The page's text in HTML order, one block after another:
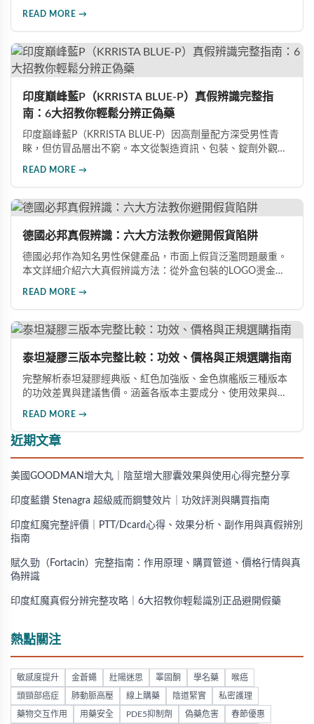
READ MORE →
印度巔峰藍P（KRRISTA BLUE-P）真假辨識完整指
南：6大招教你輕鬆分辨正偽藥
印度巔峰藍P（KRRISTA BLUE-P）因高劑量配方深受男性青
睞，但仿冒品層出不窮。本文從製造資訊、包裝、錠劑外觀、
READ MORE →
德國必邦真假辨識：六大方法教你避開假貨陷阱
德國必邦作為知名男性保健產品，市面上假貨泛濫問題嚴重。
本文詳細介紹六大真假辨識方法：從外盒包裝的LOGO燙金工
產品。
READ MORE →
泰坦凝膠三版本完整比較：功效、價格與正規選購指南
完整解析泰坦凝膠經典版、紅色加強版、金色旗艦版三種版本
的功效差異與建議售價。涵蓋各版本主要成分、使用效果與適
READ MORE →
近期文章
美國GOODMAN增大丸｜陰莖增大膠囊效果與使用心得完整分享
印度藍鑽 Stenagra 超級威而鋼雙效片｜功效評測與購買指南
印度紅魔完整評價｜PTT/Dcard心得、效果分析、副作用與真假辨別
指南
賦久勁（Fortacin）完整指南：作用原理、購買管道、價格行情與真
偽辨識
印度紅魔真假分辨完整攻略｜6大招教你輕鬆識別正品避開假藥
熱點關注
敏感度提升 金蒼蠅 壯陽迷思 睪固酮 學名藥 喉癌
頭頸部癌症 肺動脈高壓 線上購藥 陰道緊實 私密護理
藥物交互作用 用藥安全 PDE5抑制劑 偽藥危害 春節優惠